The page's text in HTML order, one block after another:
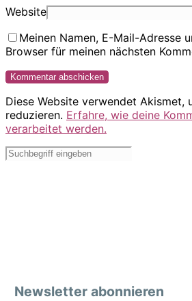
Website
Meinen Namen, E-Mail-Adresse
Browser für meinen nächsten
Diese Website verwendet Akismet,
reduzieren. Erfahre, wie deine
verarbeitet werden.
Newsletter abonnieren